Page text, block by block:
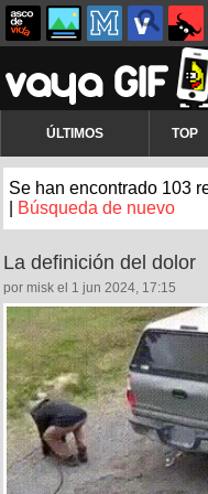
ÚLTIMOS TOP
Se han encontrado 103
Búsqueda de nuevo
La definición del dolor
por misk el 1 jun 2024, 17:15